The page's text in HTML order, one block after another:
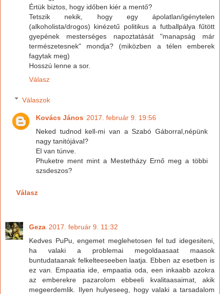
Értük biztos, hogy időben kiér a mentő?
Tetszik nekik, hogy egy ápolatlan/igénytelen
(alkoholista/drogos) kinézetű politikus a futballpálya fűtött
gyepének mesterséges napoztatását "manapság már
természetesnek" mondja? (miközben a télen emberek
fagytak meg)
Hosszú lenne a sor.
Válasz
Válaszok
Kovács János 2017. február 9. 19:56
Neked tudnod kell-mi van a Szabó Gáborral,népünk
nagy tanitójával?
El van túnve.
Phuketre ment mint a Mestetházy Ernő meg a többi
szsdeszos?
Válasz
Geza 2017. február 9. 11:32
Kedves PuPu, engemet meglehetosen fel tud idegesiteni,
ha valaki a problemai megoldaasaat maasok
buntudataanak felkelteeseeben laatja. Ebben az esetben is
ez van. Empaatia ide, empaatia oda, een inkaabb azokra
az emberekre pazarolom ebbeeli kvalitaasaimat, akik
megeerdemlik. Ilyen hulyeseeg, hogy valaki a tarsadalom